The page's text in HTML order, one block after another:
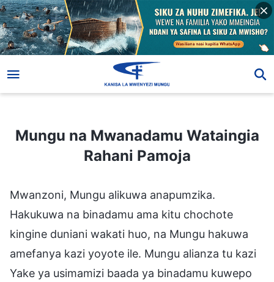
Mungu na Mwanadamu Wataingia Rahani Pamoja
Mungu na Mwanadamu Wataingia
Rahani Pamoja
Mwanzoni, Mungu alikuwa anapumzika.
Hakukuwa na binadamu ama kitu chochote
kingine duniani wakati huo, na Mungu hakuwa
amefanya kazi yoyote ile. Mungu alianza tu kazi
Yake ya usimamizi baada ya binadamu kuwepo